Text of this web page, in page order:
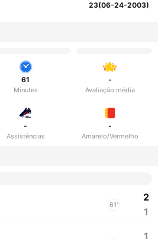
23(06-24-2003)
61
Minutes
-
Avaliação média
-
Assistências
-
Amarelo/Vermelho
61'
2
1
1